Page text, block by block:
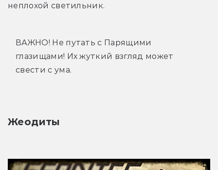
неплохой светильник.
ВАЖНО! Не путать с Парящими
глазищами! Их жуткий взгляд может
свести с ума.
Жеодиты